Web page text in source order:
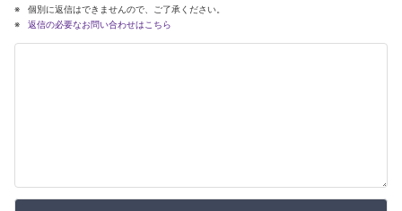
個別に返信はできませんので、ご了承ください。
返信の必要なお問い合わせはこちら